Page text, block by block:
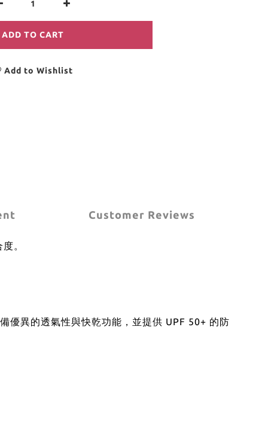
ADD TO CART
Add to Wishlist
Customer Reviews
。
優異的透氣性與快乾功能，並提供 UPF 50+ 的防